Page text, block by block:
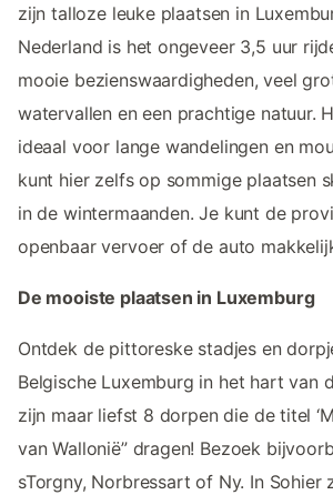
zijn talloze leuke plaatsen in
Nederland is het ongeveer 3,5 uur
mooie bezienswaardigheden, veel
watervallen en een prachtige natuur.
ideaal voor lange wandelingen en
kunt hier zelfs op sommige plaatsen
in de wintermaanden. Je kunt de
openbaar vervoer of de auto
De mooiste plaatsen in Luxemburg
Ontdek de pittoreske stadjes en
Belgische Luxemburg in het hart van
zijn maar liefst 8 dorpen die de titel
van Wallonië” dragen! Bezoek
sTorgny, Norbressart of Ny. In Sohier